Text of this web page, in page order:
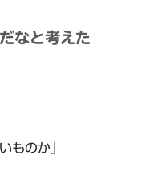
なと考えた
ものか」